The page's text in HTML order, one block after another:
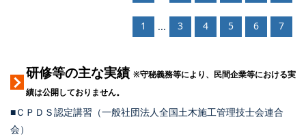
1 ... 3 4 5 6 7
研修等の主な実績 ※守秘義務等により、民間企業等における実
績は公開しておりません。
■ＣＰＤＳ認定講習（一般社団法人全国土木施工管理技士会連合
会）